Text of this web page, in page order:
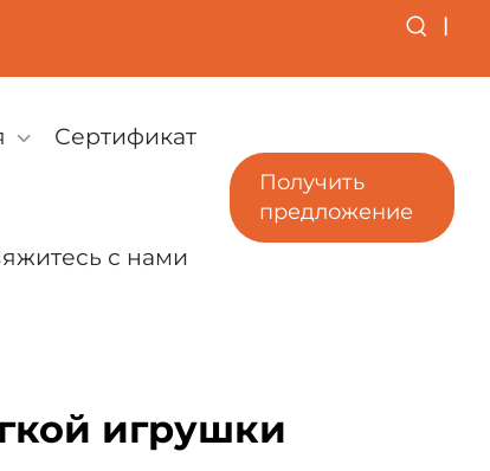
|
Сертификат
с нами
Получить
предложение
игрушки